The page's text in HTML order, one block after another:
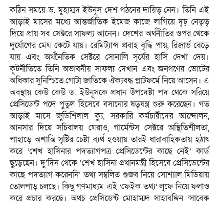
কঠিন সময়ে ড. মুহাম্মদ ইউনূস দেশ গঠনের দায়িত্ব নেন। তিনি এই
আড়াই মাসের মধ্যে আন্তর্জাতিক ইমেজ কাজে লাগিয়ে দৃঢ় নেতৃত্ব
দিয়ে প্রায় সব সেক্টরে সাফল্য আনেন। দেশের অর্থনীতির ওপর থেকে
দুর্যোগের মেঘ কেটে যায়। রেমিট্যান্স প্রবাহ বৃদ্ধি পায়, রিজার্ভ বেড়ে
যায় এবং অর্থনৈতিক সেক্টরে সোনালি সূর্যের হাসি দেখা দেয়।
কূটনীতিতে তিনি অভাবনীয় সাফল্য দেখান এবং জনগণের ভোটের
অধিকার সুনিশ্চিতে গোটা জাতিকে ঐক্যবদ্ধ প্লাটফর্মে নিয়ে আসেন। এ
অবস্থায় কেউ কেউ ড. ইউনূসকে প্রধান উপদেষ্টা পদ থেকে সরিয়ে
প্রেসিডেন্ট পদে পুতুল হিসেবে বসানোর ষড়যন্ত্র শুরু করেছেন। গত
আড়াই মাসে জুডিশিলাল ক্যু, সরকারি কর্মচারীদের আন্দোলন,
আনসার দিয়ে সচিবালয় ঘেরাও, গার্মেন্টস সেক্টরে অস্থিতিশীলতা,
পাহাড়ে অশান্তি সৃষ্টির চেষ্টা ব্যর্থ হওয়ায় তারই ধারাবাহিকতায় হঠাৎ
করে ‘শেখ হাসিনার পদত্যাগপত্র প্রেসিডেন্টের কাছে নেই’ কার্ড
ছুড়েছেন। দু’দিন থেকে ‘শেখ হাসিনা প্রধানমন্ত্রী হিসেবে প্রেসিডেন্টের
কাছে পদত্যাগ করেননি’ তথ্য সম্বলিত গুজব নিয়ে সোশ্যাল মিডিয়ায়
তোলপাড় চলছে। কিছু গণমাধ্যম এই ‘ফেইক তথ্য’ লুফে নিয়ে ফলাও
করে প্রচার করছে। অথচ প্রেসিডেন্ট মোহাম্মদ সাহাবুদ্দিন ‘সাবেক